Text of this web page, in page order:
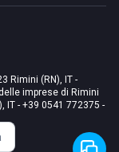
Rimini (RN), IT -
imprese di Rimini
IT - +39 0541 772375 -